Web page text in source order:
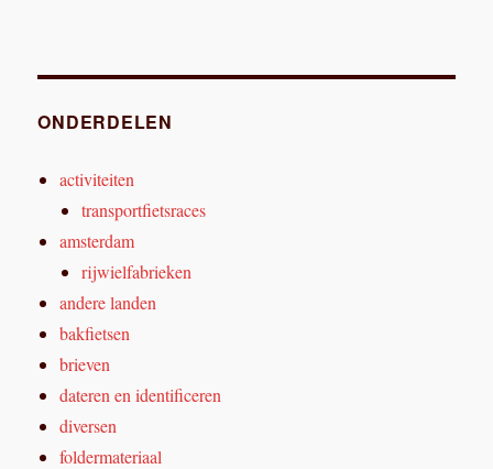
ONDERDELEN
activiteiten
transportfietsraces
amsterdam
rijwielfabrieken
andere landen
bakfietsen
brieven
dateren en identificeren
diversen
foldermateriaal